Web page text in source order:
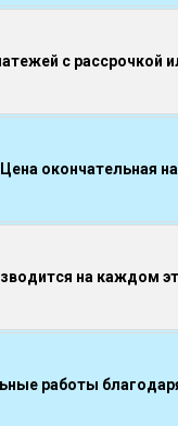
с рассрочкой
окончательная
на каждом
работы